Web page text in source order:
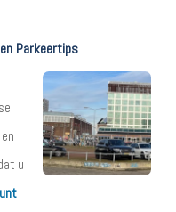
Parkeertips
u